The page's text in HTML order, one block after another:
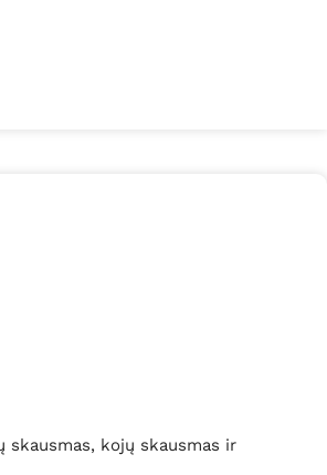
skausmas, kojų skausmas ir